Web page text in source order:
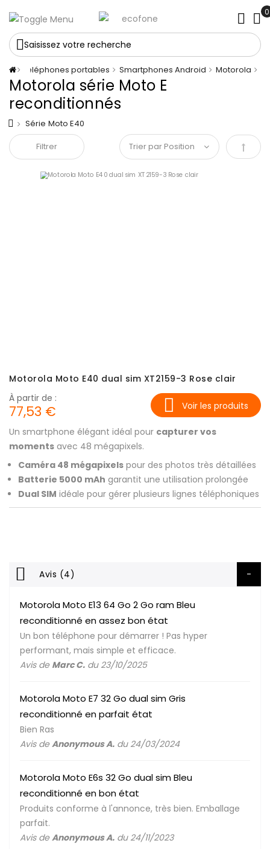
Saisissez votre recherche
Téléphones portables Smartphones Android Motorola
Motorola série Moto E
reconditionnés
Série Moto E40
Filtrer
Par
Motorola Moto E40 dual sim XT2159-3 Rose clair
Un smartphone élégant idéal pour capturer vos
moments avec 48 mégapixels.
À partir de :
77,53 € Voir les produits
Caméra 48 mégapixels pour des photos très détaillées
Batterie 5000 mAh garantit une utilisation prolongée
Dual SIM idéale pour gérer plusieurs lignes téléphoniques
Avis (4)
Motorola Moto E13 64 Go 2 Go ram Bleu
reconditionné en assez bon état
Un bon téléphone pour démarrer ! Pas hyper
performant, mais simple et efficace.
Avis de Marc C. du 23/10/2025
Motorola Moto E7 32 Go dual sim Gris
reconditionné en parfait état
Bien Ras
Avis de Anonymous A. du 24/03/2024
Motorola Moto E6s 32 Go dual sim Bleu
reconditionné en bon état
Produits conforme à l'annonce, très bien. Emballage
parfait.
Avis de Anonymous A. du 24/11/2023